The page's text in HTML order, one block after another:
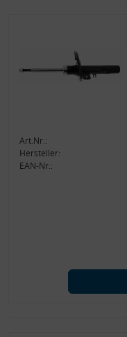
Art.Nr.:
Hersteller:
EAN-Nr.: